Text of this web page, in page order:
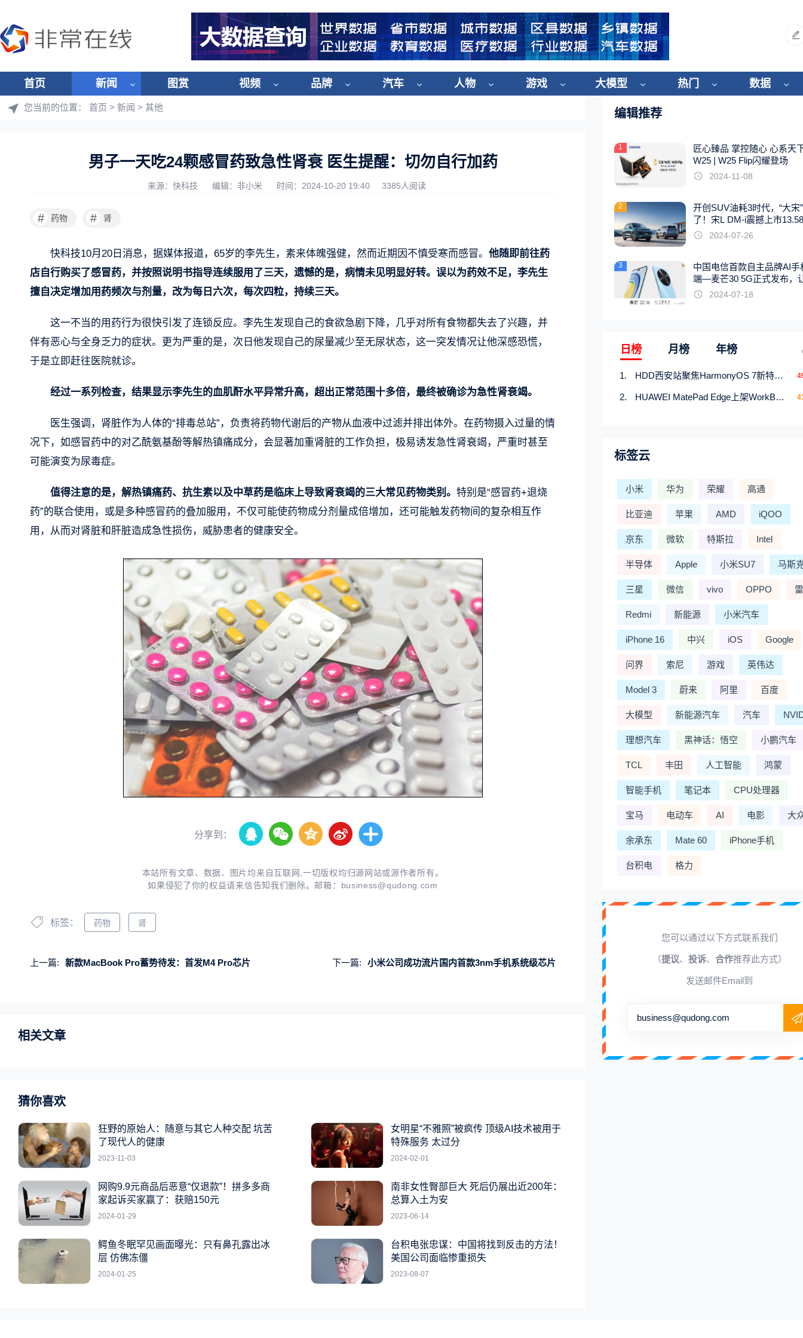
首页 新闻 图赏 视频 品牌 汽车 人物 游戏 大模型 热门 数据
您当前的位置： 首页 > 新闻 > 其他
男子一天吃24颗感冒药致急性肾衰 医生提醒：切勿自行加药
来源：快科技 编辑：非小米 时间：2024-10-20 19:40 3385人阅读
# 药物 # 肾
快科技10月20日消息，据媒体报道，65岁的李先生，素来体魄强健，然而近期因不慎受寒而感冒。 他随即前往药
店自行购买了感冒药，并按照说明书指导连续服用了三天，遗憾的是，病情未见明显好转。误以为药效不足，李先生
擅自决定增加用药频次与剂量，改为每日六次，每次四粒，持续三天。
这一不当的用药行为很快引发了连锁反应。李先生发现自己的食欲急剧下降，几乎对所有食物都失去了兴趣，并
伴有恶心与全身乏力的症状。更为严重的是，次日他发现自己的尿量减少至无尿状态，这一突发情况让他深感恐慌，
于是立即赶往医院就诊。
经过一系列检查，结果显示李先生的血肌酐水平异常升高，超出正常范围十多倍，最终被确诊为急性肾衰竭。
医生强调，肾脏作为人体的“排毒总站”，负责将药物代谢后的产物从血液中过滤并排出体外。在药物摄入过量的情
况下，如感冒药中的对乙酰氨基酚等解热镇痛成分，会显著加重肾脏的工作负担，极易诱发急性肾衰竭，严重时甚至
可能演变为尿毒症。
值得注意的是，解热镇痛药、抗生素以及中草药是临床上导致肾衰竭的三大常见药物类别。 特别是“感冒药+退烧
药”的联合使用，或是多种感冒药的叠加服用，不仅可能使药物成分剂量成倍增加，还可能触发药物间的复杂相互作
用，从而对肾脏和肝脏造成急性损伤，威胁患者的健康安全。
分享到：
本站所有文章、数据、图片均来自互联网,一切版权均归源网站或源作者所有。
如果侵犯了你的权益请来信告知我们删除。邮箱： business@qudong.com
标签： 药物 肾
上一篇: 新款MacBook Pro蓄势待发：首发M4 Pro芯片 下一篇: 小米公司成功流片国内首款3nm手机系统级芯片
相关文章
猜你喜欢
狂野的原始人：随意与其它人种交配 坑苦
了现代人的健康
2023-11-03
女明星“不雅照”被疯传 顶级AI技术被用于
特殊服务 太过分
2024-02-01
网购9.9元商品后恶意“仅退款”！拼多多商
家起诉买家赢了：获赔150元
2024-01-29
南非女性臀部巨大 死后仍展出近200年：
总算入土为安
2023-06-14
鳄鱼冬眠罕见画面曝光：只有鼻孔露出冰
层 仿佛冻僵
2024-01-25
台积电张忠谋：中国将找到反击的方法！
美国公司面临惨重损失
2023-08-07
编辑推荐
1
匠心臻品 掌控随心 心系天
W25 | W25 Flip闪耀登场
2024-11-08
2
开创SUV油耗3时代，“大宋
了！宋L DM-i震撼上市
起
2024-07-26
3
中国电信首款自主品牌AI手
端—麦芒30 5G正式发布，
触手可及2024-07-18
日榜 月榜 年榜
HDD西安站聚焦HarmonyOS 7新特性，解锁从互联到智能的应用开发新范式
HUAWEI MatePad Edge上架WorkBuddy鸿蒙PC版，说话就能干活的AI办公搭子
标签云
小米 华为 荣耀 高通
比亚迪 苹果 AMD iQOO
京东 微软 特斯拉 Intel
半导体 Apple 小米SU7 马斯
三星 微信 vivo OPPO
Redmi 新能源 小米汽车
iPhone 16 中兴 iOS Google
问界 索尼 游戏 英伟达
Model 3 蔚来 阿里 百度
大模型 新能源汽车 汽车
理想汽车 黑神话：悟空 小鹏汽车
TCL 丰田 人工智能 鸿蒙
智能手机 笔记本 CPU处理器
宝马 电动车 AI 电影 大
余承东 Mate 60 iPhone手机
台积电 格力
您可以通过以下方式联系我们
（提议、 投诉、 合作推荐此方式）
发送邮件Email到
business@qudong.com